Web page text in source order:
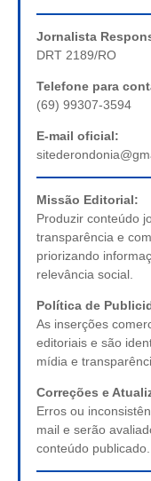
Jornalista
DRT 2189/RO
Telefone para
(69) 99307-3594
E-mail oficial:
Missão Editorial:
Produzir conteúdo
transparência e
priorizando
relevância social.
Política de
As inserções
editoriais e são
mídia e
Correções e
Erros ou
mail e serão
conteúdo publicado.